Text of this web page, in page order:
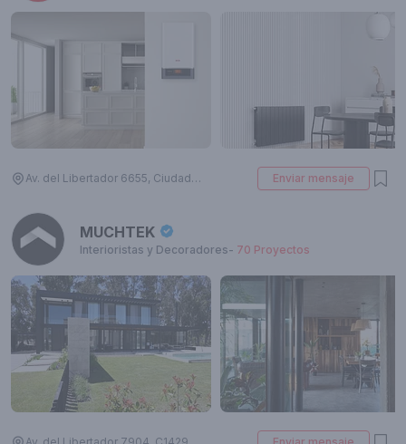
Av. del Libertador 6655, Ciudad Autónoma de Buenos Aires, Argentina Enviar mensaje
MUCHTEK
Interioristas y Decoradores- 70 Proyectos